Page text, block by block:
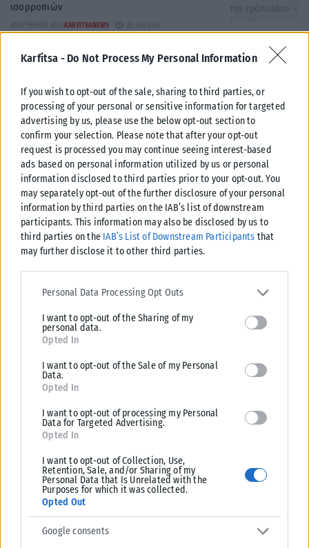
Karfitsa - Do Not Process My Personal Information
If you wish to opt-out of the sale, sharing to third parties, or
processing of your personal or sensitive information for targeted
advertising by us, please use the below opt-out section to
confirm your selection. Please note that after your opt-out
request is processed you may continue seeing interest-based
ads based on personal information utilized by us or personal
information disclosed to third parties prior to your opt-out. You
may separately opt-out of the further disclosure of your personal
information by third parties on the IAB’s list of downstream
participants. This information may also be disclosed by us to
third parties on the IAB’s List of Downstream Participants that
may further disclose it to other third parties.
Please note that this website/app uses one or more Google
services and may gather and store information including but not
deny consent to Google and its third-party tags to use your data
for below specified purposes in below Google consent section.
Personal Data Processing Opt Outs
I want to opt-out of the Sharing of my
personal data.
Opted In
I want to opt-out of the Sale of my Personal
Data.
Opted In
I want to opt-out of processing my Personal
Data for Targeted Advertising.
Opted In
I want to opt-out of Collection, Use,
Retention, Sale, and/or Sharing of my
Personal Data that Is Unrelated with the
Purposes for which it was collected.
Opted Out
Google consents
ισορροπιών
ΑΝΑΡΤΉΘΗΚΕ ΑΠΌ KARFITSANEWS
Ανεξαρτητοποιείται από την παράταξη Ζέρβα ο
πρώην αντιδήμαρχος Μ.Κούπκας
Φωτιά στο Δοκίμι Αγρινίου – Μεγάλη
κινητοποίηση της Πυροσβεστικής Υπηρεσίας
ΑΝΑΡΤΉΘΗΚΕ ΑΠΌ
Καύσωνας σε Αθήνα, Λάρισα και Θεσσαλονίκη –
Που θα φτάσει ο υδράργυρος
ΑΝΑΡΤΉΘΗΚΕ ΑΠΌ KARFITSANEWS 29/06/2026
Σι και Λουκασένκο συναντήθηκαν στο Πεκίνο –
Μήνυμα στήριξης από την Κίνα
Πτώση τεσσάρων θέσεων για τη Σάκκαρη στην
ΑΝΑΡΤΉΘΗΚΕ ΑΠΌKARFITSANEWS 29/06/2026
ΠΑΟΚ: Αναχώρησε για Ολλανδία όμως το μυαλό
τους είναι στον Γιαννούλη
KARFITSANEWS
Φλεβική ανεπάρκεια και καλοκαίρι: Πότε τα
συμπτώματα στα πόδια χρειάζονται προσοχή
ΑΝΑΡΤΉΘΗΚΕ ΑΠΌ KARFITSANEWS
1 … 94 95 96